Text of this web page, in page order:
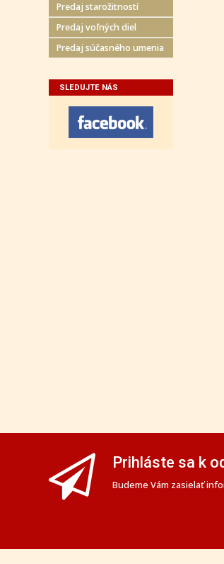
Predaj starožitností
Predaj voľných diel
Predaj súčasného umenia
SLEDUJTE NÁS
Prihláste sa k
Budeme Vám zasielať